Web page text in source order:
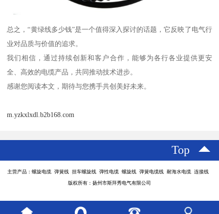
总之，“黄绿线多少钱”是一个值得深入探讨的话题，它反映了电气行
业对品质与价值的追求。
我们相信，通过持续创新和客户合作，能够为各行各业提供更安
全、高效的电缆产品，共同推动技术进步。
感谢您阅读本文，期待与您携手共创美好未来。
m.yzkxlxdl.b2b168.com
Top
主营产品：螺旋电缆 弹簧线 挂车螺旋线 弹性电缆 螺旋线 弹簧电缆线 耐海水电缆 连接线
版权所有：扬州市斯拜秀电气有限公司